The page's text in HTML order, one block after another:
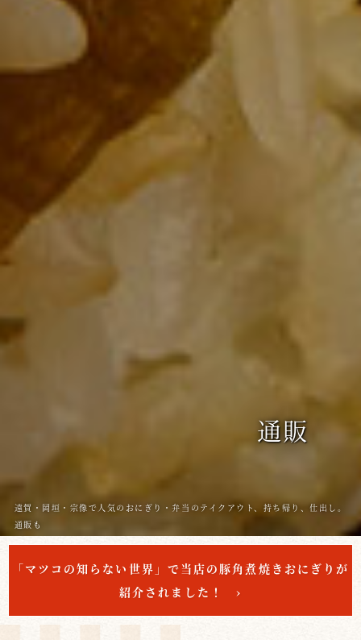
遠賀・岡垣・宗像で人気のおにぎり・弁当のテイクアウト、持ち帰り、仕出し。
通販も
通販
「マツコの知らない世界」で当店の豚角煮焼きおにぎりが
紹介されました！ ›